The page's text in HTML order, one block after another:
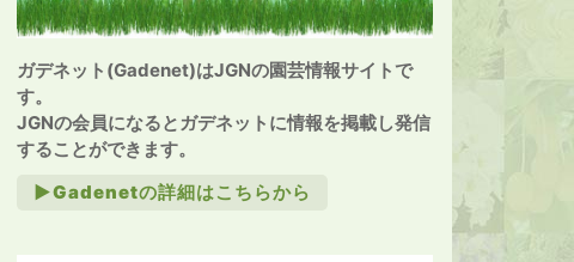
ガデネット(Gadenet)はJGNの園芸情報サイトで
す。
JGNの会員になるとガデネットに情報を掲載し発信
することができます。
►Gadenetの詳細はこちらから